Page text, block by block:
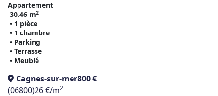
Appartement
30.46 m2
• 1 pièce
• 1 chambre
• Parking
• Terrasse
• Meublé
Cagnes-sur-mer800 €
(06800)26 €/m2